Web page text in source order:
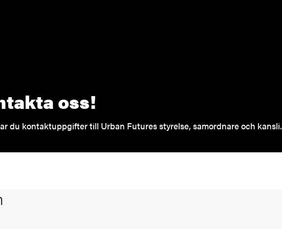
oss!
du kontaktuppgifter till Urban Futures styrelse, samordnare och kansli.